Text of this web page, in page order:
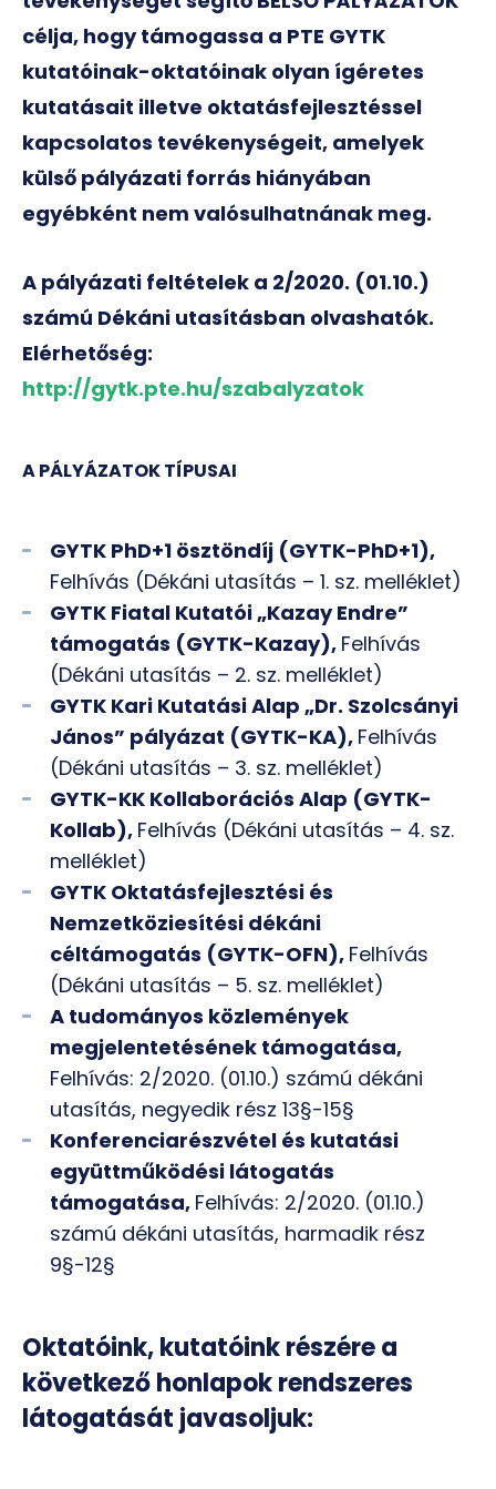
célja, hogy támogassa a PTE GYTK
kutatóinak-oktatóinak olyan ígéretes
kutatásait illetve oktatásfejlesztéssel
kapcsolatos tevékenységeit, amelyek
külső pályázati forrás hiányában
egyébként nem valósulhatnának meg.
A pályázati feltételek a 2/2020. (01.10.)
számú Dékáni utasításban olvashatók.
Elérhetőség:
http://gytk.pte.hu/szabalyzatok
A PÁLYÁZATOK TÍPUSAI
GYTK PhD+1 ösztöndíj (GYTK-PhD+1),
Felhívás (Dékáni utasítás – 1. sz. melléklet)
GYTK Fiatal Kutatói „Kazay Endre”
támogatás (GYTK-Kazay), Felhívás
(Dékáni utasítás – 2. sz. melléklet)
GYTK Kari Kutatási Alap „Dr. Szolcsányi
János” pályázat (GYTK-KA), Felhívás
(Dékáni utasítás – 3. sz. melléklet)
GYTK-KK Kollaborációs Alap (GYTK-
Kollab), Felhívás (Dékáni utasítás – 4. sz.
melléklet)
GYTK Oktatásfejlesztési és
Nemzetköziesítési dékáni
céltámogatás (GYTK-OFN), Felhívás
(Dékáni utasítás – 5. sz. melléklet)
A tudományos közlemények
megjelentetésének támogatása,
Felhívás: 2/2020. (01.10.) számú dékáni
utasítás, negyedik rész 13§-15§
Konferenciarészvétel és kutatási
együttműködési látogatás
támogatása, Felhívás: 2/2020. (01.10.)
számú dékáni utasítás, harmadik rész
9§-12§
Oktatóink, kutatóink részére a
következő honlapok rendszeres
látogatását javasoljuk: